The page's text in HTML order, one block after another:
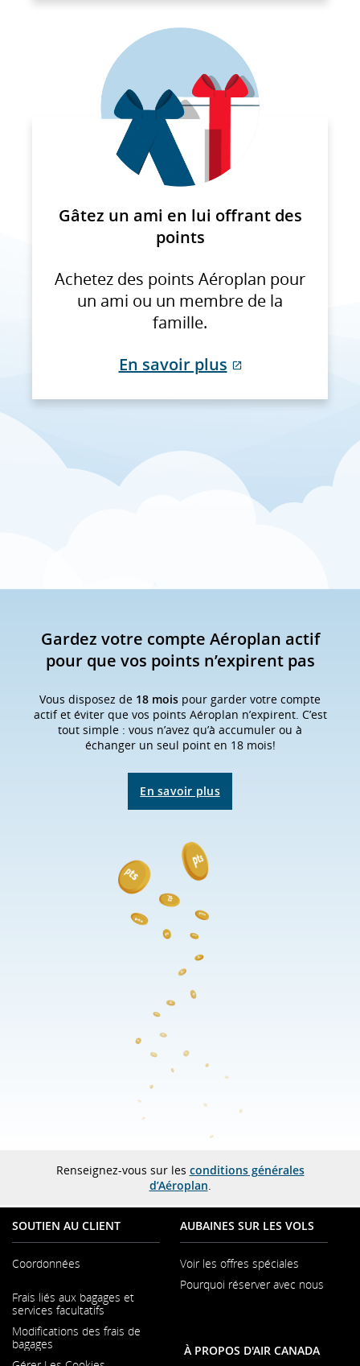
Gâtez un ami en lui offrant des
points
Achetez des points Aéroplan pour
un ami ou un membre de la
famille.
En savoir plus
Web
ne
pas
d’accessibilité
ou
préférences
linguistiques.
Gardez votre compte Aéroplan actif
pour que vos points n’expirent pas
Vous disposez de 18 mois pour garder votre compte
actif et éviter que vos points Aéroplan n’expirent. C’est
tout simple : vous n’avez qu’à accumuler ou à
échanger un seul point en 18 mois!
En savoir plus
Renseignez-vous sur les conditions générales
d’Aéroplan.
SOUTIEN AU CLIENT
Coordonnées
dans
une
nouvelle
fenêtre
Frais liés aux bagages et
services facultatifs
Modifications des frais de
bagages
AUBAINES SUR LES VOLS
Voir les offres spéciales
Pourquoi réserver avec nous
nouvelle
fenêtre
À PROPOS D'AIR CANADA